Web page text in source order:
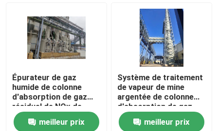
Épurateur de gaz
humide de colonne
d'absorption de gaz
résiduel de NOx de
mine de cuivre
meilleur prix
Système de traitement
de vapeur de mine
argentée de colonne
d'absorption de gaz
résiduel de forte
concentration
meilleur prix